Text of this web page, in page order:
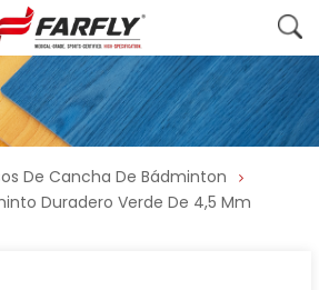
De Cancha De Bádminton
Duradero Verde De 4,5 Mm